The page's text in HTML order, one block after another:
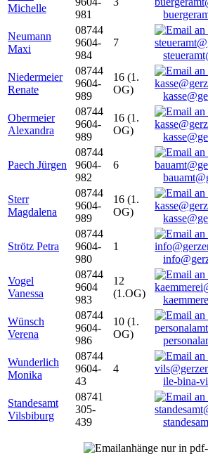
Michelle
981
Neumann
Maxi
08744
9604-
984
7
Niedermeier
Renate
08744
9604-
989
16 (1.
OG)
Obermeier
Alexandra
08744
9604-
989
16 (1.
OG)
Paech Jürgen
08744
9604-
982
6
Sterr
Magdalena
08744
9604-
989
16 (1.
OG)
Strötz Petra
08744
9604-
980
1
Vogel
Vanessa
08744
9604
983
12
(1.OG)
Wünsch
Verena
08744
9604-
986
10 (1.
OG)
Wunderlich
Monika
08744
9604-
43
4
ile-bina-
Standesamt
Vilsbiburg
08741
305-
439